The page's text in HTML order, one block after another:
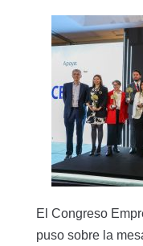
El Congreso
puso sobre la